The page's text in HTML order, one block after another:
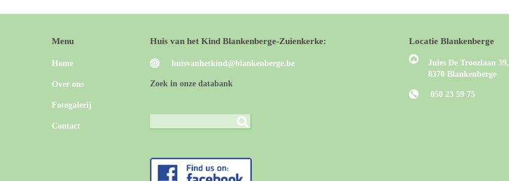
Menu
Home
Over ons
Fotogalerij
Contact
Huis van het Kind Blankenberge-Zuienkerke:
huisvanhetkind@blankenberge.be
Zoek in onze databank
Locatie Blankenberge
Jules De Troozlaan 39,
8370 Blankenberge
050 23 59 75